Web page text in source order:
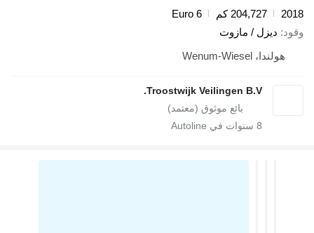
204,727 كم
Euro 6
ديزل / مازوت
هولندا، Wenum-Wiesel
Troostwijk Veilingen B.V.
سنوات في Autoline